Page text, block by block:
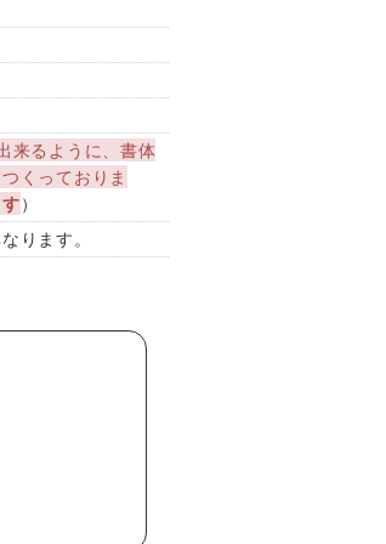
来るように、書体
くっておりま
）
ります。